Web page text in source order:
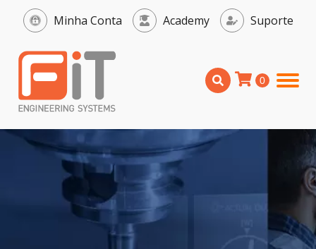
Minha Conta Academy Suporte